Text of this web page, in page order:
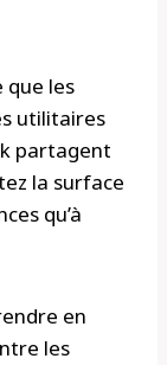
que les
utilitaires
partagent
la surface
qu’à
en
les